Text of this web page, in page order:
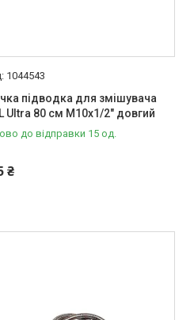
1044543
підводка для змішувача
Ultra 80 см M10x1/2" довгий
до відправки 15 од.
₴